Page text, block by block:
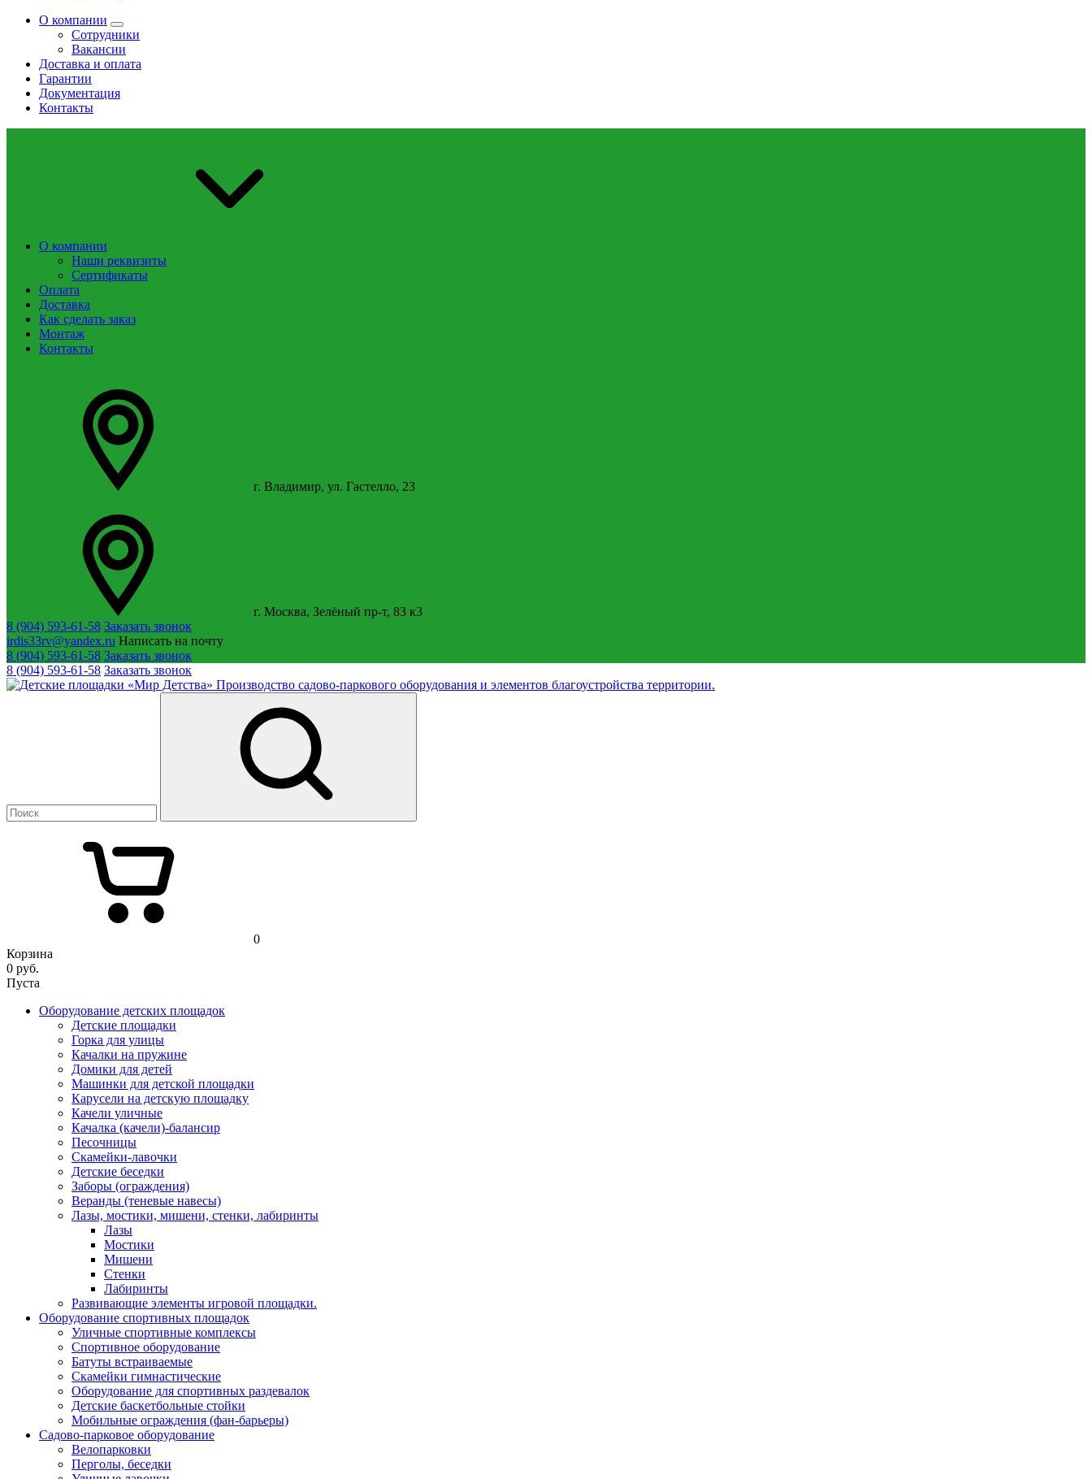
О компании
Сотрудники
Вакансии
Доставка и оплата
Гарантии
Документация
Контакты
О компании
Наши реквизиты
Сертификаты
Оплата
Доставка
Как сделать заказ
Монтаж
Контакты
г. Владимир, ул. Гастелло, 23
г. Москва, Зелёный пр-т, 83 к3
8 (904) 593-61-58 Заказать звонок
irdis33rv@yandex.ru Написать на почту
8 (904) 593-61-58 Заказать звонок
8 (904) 593-61-58 Заказать звонок
Производство садово-паркового оборудования и элементов благоустройства территории.
0
Корзина
0 руб.
Пуста
Оборудование детских площадок
Детские площадки
Горка для улицы
Качалки на пружине
Домики для детей
Машинки для детской площадки
Карусели на детскую площадку
Качели уличные
Качалка (качели)-балансир
Песочницы
Скамейки-лавочки
Детские беседки
Заборы (ограждения)
Веранды (теневые навесы)
Лазы, мостики, мишени, стенки, лабиринты
Лазы
Мостики
Мишени
Стенки
Лабиринты
Развивающие элементы игровой площадки.
Оборудование спортивных площадок
Уличные спортивные комплексы
Спортивное оборудование
Батуты встраиваемые
Скамейки гимнастические
Оборудование для спортивных раздевалок
Детские баскетбольные стойки
Мобильные ограждения (фан-барьеры)
Садово-парковое оборудование
Велопарковки
Перголы, беседки